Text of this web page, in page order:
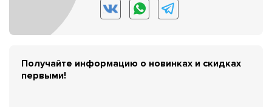
Получайте информацию о новинках и скидках
первыми!